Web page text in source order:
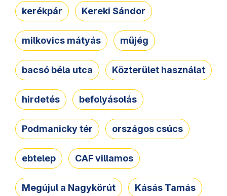
kerékpár Kereki Sándor
milkovics mátyás műjég
bacsó béla utca Közterület használat
hirdetés befolyásolás
Podmanicky tér országos csúcs
ebtelep CAF villamos
Megújul a Nagykörút Kásás Tamás